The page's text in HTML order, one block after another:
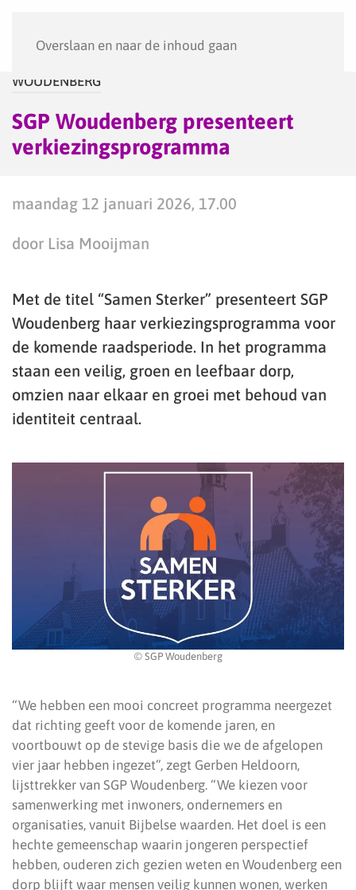
Overslaan en naar de inhoud gaan
WOUDENBERG
SGP Woudenberg presenteert
verkiezingsprogramma
maandag 12 januari 2026, 17.00
door Lisa Mooijman
Met de titel “Samen Sterker” presenteert SGP
Woudenberg haar verkiezingsprogramma voor
de komende raadsperiode. In het programma
staan een veilig, groen en leefbaar dorp,
omzien naar elkaar en groei met behoud van
identiteit centraal.
© SGP Woudenberg
“We hebben een mooi concreet programma neergezet
dat richting geeft voor de komende jaren, en
voortbouwt op de stevige basis die we de afgelopen
vier jaar hebben ingezet”, zegt Gerben Heldoorn,
lijsttrekker van SGP Woudenberg. “We kiezen voor
samenwerking met inwoners, ondernemers en
organisaties, vanuit Bijbelse waarden. Het doel is een
hechte gemeenschap waarin jongeren perspectief
hebben, ouderen zich gezien weten en Woudenberg een
dorp blijft waar mensen veilig kunnen wonen, werken